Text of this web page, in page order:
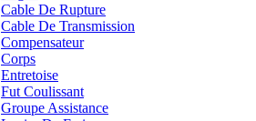
Cable De Rupture
Cable De Transmission
Compensateur
Corps
Entretoise
Fut Coulissant
Groupe Assistance